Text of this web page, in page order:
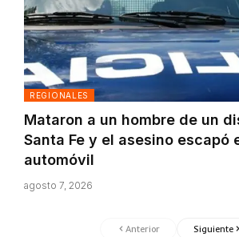
REGIONALES
Mataron a un hombre de un
Santa Fe y el asesino escapó
automóvil
agosto 7, 2026
Anterior Siguiente